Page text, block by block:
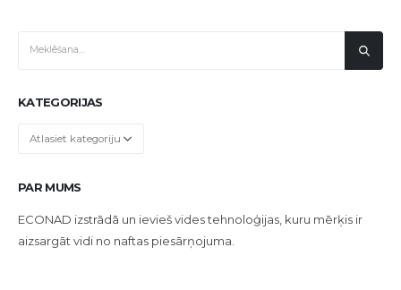
KATEGORIJAS
Kategorijas
PAR MUMS
ECONAD izstrādā un ievieš vides tehnoloģijas, kuru mērķis ir
aizsargāt vidi no naftas piesārņojuma.